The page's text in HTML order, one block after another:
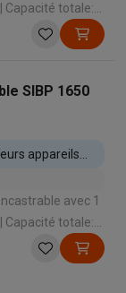
1216 mm |
SIBP 1650
appareils
avec 1
874 mm |
Dynamique